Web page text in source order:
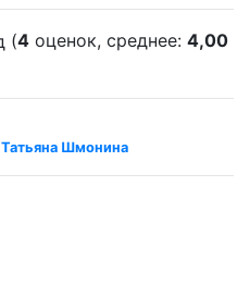
(4 оценок, среднее: 4,00
Татьяна Шмонина